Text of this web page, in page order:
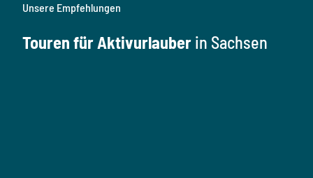
Unsere Empfehlungen
Touren für Aktivurlauber in Sachsen